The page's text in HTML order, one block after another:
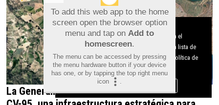
La Generalitat impulsa el desdoblamiento de la
To add this web app to the home
screen open the browser option
menu and tap on Add to
homescreen.
The menu can be accessed by pressing
the menu hardware button if your device
has one, or by tapping the top right menu
icon
.
Aviso sobre el Uso de cookies:
Utilizamos cookies nuestras y de terceros para el
funcionamiento del digital. Puedes consultar la lista de
cookies y como desconectarlas. Ver nuestra Política de
Privacidad y Cookies
Aceptar Cookies